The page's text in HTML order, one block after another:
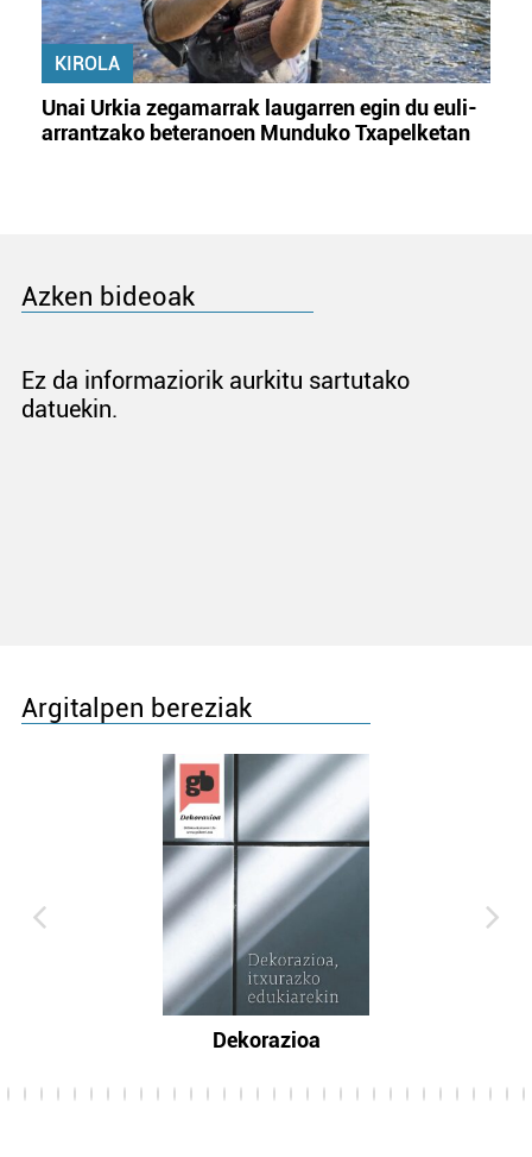
KIROLA
Unai Urkia zegamarrak laugarren egin du euli-
arrantzako beteranoen Munduko Txapelketan
Azken bideoak
Ez da informaziorik aurkitu sartutako
datuekin.
Argitalpen bereziak
Dekorazioa